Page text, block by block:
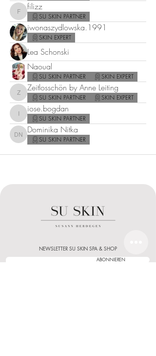
filizz
filizz
SU SKIN PARTNER
iwonaszydlowska.1991
SKIN EXPERT
Lea Schonski
Naoual
SU SKIN PARTNER SKIN EXPERT
Zeitlosschön by Anne Leiting
Zeitlosschön by Anne Leiting
SU SKIN PARTNER SKIN EXPERT
iose.bogdan
iose.bogdan
SU SKIN PARTNER
Dominika Nitka
Dominika Nitka
SU SKIN PARTNER
NEWSLETTER SU SKIN SPA & SHOP
ABONNIEREN